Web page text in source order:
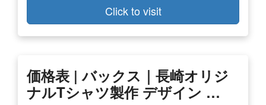
Click to visit
価格表 | バックス｜長崎オリジ
ナルTシャツ製作 デザイン …